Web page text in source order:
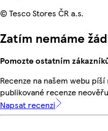
© Tesco Stores ČR a.s.
Zatím nemáme
Pomozte ostatním
Recenze na našem webu
publikované recenze
Napsat recenzi